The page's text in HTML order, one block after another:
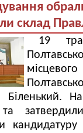
склад
19
Біленький.
та